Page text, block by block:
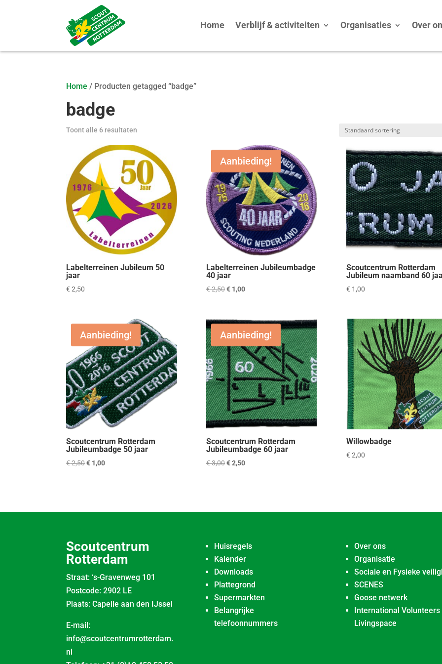
Home Verblijf & activiteiten Organisaties Over
Home / Producten getagged “badge”
badge
Toont alle 6 resultaten
Labelterreinen Jubileum 50
jaar
€ 2,50
Aanbieding!
Labelterreinen Jubileumbadge
40 jaar
€2,50Oorspronkelijke
€ 2,50.
€1,00Huidige
€ 1,00.
Scoutcentrum Rotterdam
Jubileum naamband 60
€ 1,00
Aanbieding!
Scoutcentrum Rotterdam
Jubileumbadge 50 jaar
€2,50Oorspronkelijke
€ 1,00Huidige
Aanbieding!
Scoutcentrum Rotterdam
Jubileumbadge 60 jaar
€3,00Oorspronkelijke
€2,50Huidige
Willowbadge
€ 2,00
Scoutcentrum
Rotterdam
Straat: ‘s-Gravenweg 101
Postcode: 2902 LE
Plaats: Capelle aan den IJssel
E-mail:
info@scoutcentrumrotterdam.
nl
Huisregels
Kalender
Downloads
Plattegrond
Supermarkten
Belangrijke
telefoonnummers
Over ons
Organisatie
Sociale en Fysieke
SCENES
Goose netwerk
International Volunteers
Livingspace